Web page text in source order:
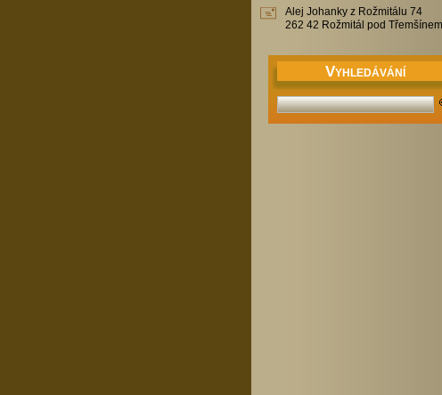
Alej Johanky z Rožmitálu 74
262 42 Rožmitál pod Třemšínem
VYHLEDÁVÁNÍ